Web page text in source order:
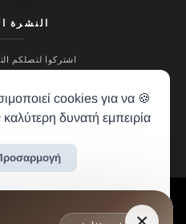
النشرة
اشتركوا لتصلكم
cookies για να
καλύτερη δυνατή εμπειρία.